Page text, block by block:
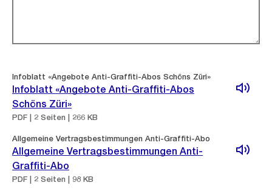
Infoblatt «Angebote Anti-Graffiti-Abos Schöns Züri»
Infoblatt «Angebote Anti-Graffiti-Abos
Schöns Züri»
PDF | 2 Seiten | 266 KB
Allgemeine Vertragsbestimmungen Anti-Graffiti-Abo
Allgemeine Vertragsbestimmungen Anti-
Graffiti-Abo
PDF | 2 Seiten | 98 KB